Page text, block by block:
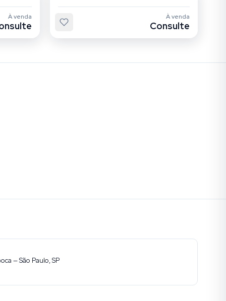
À venda À venda
Consulte
— São Paulo, SP